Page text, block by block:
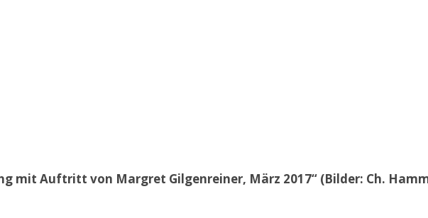
mit Auftritt von Margret Gilgenreiner, März 2017“ (Bilder: Ch.